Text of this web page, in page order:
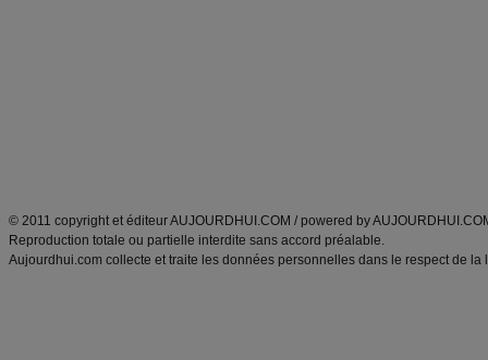
© 2011 copyright et éditeur AUJOURDHUI.COM / powered by
Reproduction totale ou partielle interdite sans accord préalable.
Aujourdhui.com collecte et traite les données personnelles dans le respect de